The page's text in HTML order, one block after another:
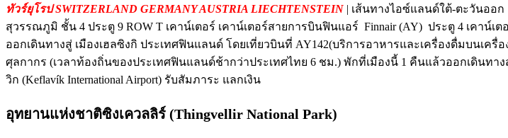
ทัวร์ยุโรป SWITZERLAND GERMANY AUSTRIA LIECHTENSTEIN
| เส้นทางไอซ์แลนด์ใต้-ตะวันออ
สุวรรณภูมิ ชั้น 4 ประตู 9 ROW T เคาน์เตอร์ เคาน์เตอร์สายการบินฟินแอร์ Finnair (AY) ประตู 4 เคาน์
ออกเดินทางสู่ เมืองเฮลซิงกิ ประเทศฟินแลนด์ โดยเที่ยวบินที่ AY142(บริการอาหารและเครื่องดื่มบนเค
ศุลกากร (เวลาท้องถิ่นของประเทศฟินแลนด์ช้ากว่าประเทศไทย 6 ชม.) พักที่เมืองนี้ 1 คืนแล้วออกเดินทา
วิก (Keflavík International Airport) รับสัมภาระ แลกเงิน
อุทยานแห่งชาติซิงเควลลิร์ (Thingvellir National Park)